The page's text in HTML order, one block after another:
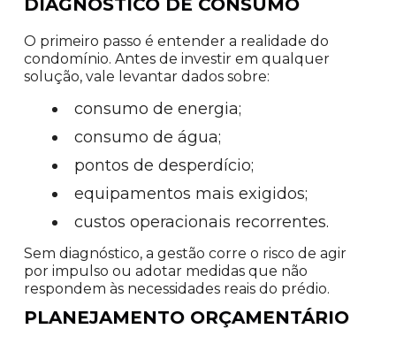
DIAGNÓSTICO DE CONSUMO
O primeiro passo é entender a realidade do
condomínio. Antes de investir em qualquer
solução, vale levantar dados sobre:
consumo de energia;
consumo de água;
pontos de desperdício;
equipamentos mais exigidos;
custos operacionais recorrentes.
Sem diagnóstico, a gestão corre o risco de agir
por impulso ou adotar medidas que não
respondem às necessidades reais do prédio.
PLANEJAMENTO ORÇAMENTÁRIO